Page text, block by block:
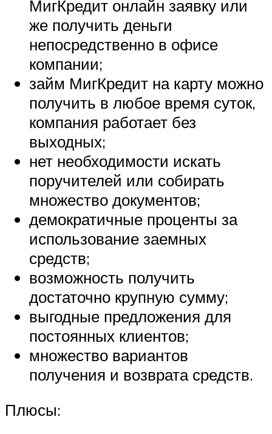
МигКредит онлайн заявку или
же получить деньги
непосредственно в офисе
компании;
займ МигКредит на карту можно
получить в любое время суток,
компания работает без
выходных;
нет необходимости искать
поручителей или собирать
множество документов;
демократичные проценты за
использование заемных
средств;
возможность получить
достаточно крупную сумму;
выгодные предложения для
постоянных клиентов;
множество вариантов
получения и возврата средств.
Плюсы: